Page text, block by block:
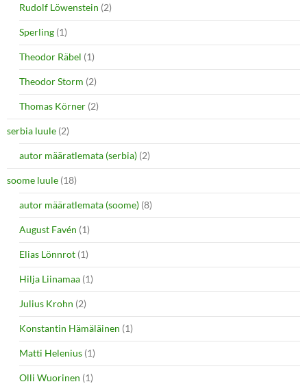
Rudolf Löwenstein (2)
Sperling (1)
Theodor Räbel (1)
Theodor Storm (2)
Thomas Körner (2)
serbia luule (2)
autor määratlemata (serbia) (2)
soome luule (18)
autor määratlemata (soome) (8)
August Favén (1)
Elias Lönnrot (1)
Hilja Liinamaa (1)
Julius Krohn (2)
Konstantin Hämäläinen (1)
Matti Helenius (1)
Olli Wuorinen (1)